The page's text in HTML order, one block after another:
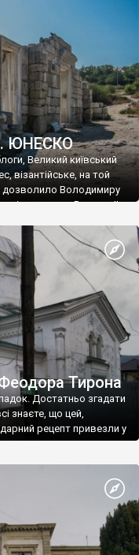
з фондів об’єкту
Таврійського».
але експерти та
[…]
ЮНЕСКО
Великий київський
візантійське, на той
дозволило Володимиру
імператору Василю ІІ,
Василем-
Русі. На честь
[…]
Тирона
Достатньо згадати
знаєте, що цей,
рецепт привезли у